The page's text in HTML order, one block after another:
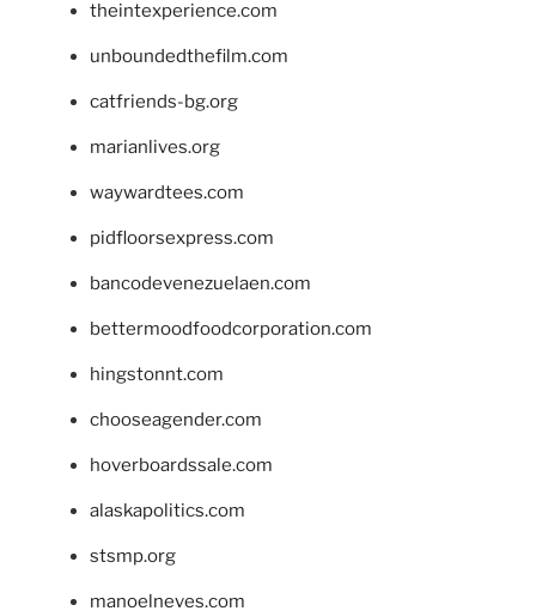
theintexperience.com
unboundedthefilm.com
catfriends-bg.org
marianlives.org
waywardtees.com
pidfloorsexpress.com
bancodevenezuelaen.com
bettermoodfoodcorporation.com
hingstonnt.com
chooseagender.com
hoverboardssale.com
alaskapolitics.com
stsmp.org
manoelneves.com